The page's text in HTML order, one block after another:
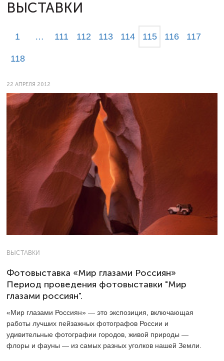
ВЫСТАВКИ
1 … 111 112 113 114 115 116 117
118
22 АПРЕЛЯ 2012
ВЫСТАВКИ
Фотовыставка «Мир глазами Россиян»
Период проведения фотовыставки "Мир
глазами россиян".
«Мир глазами Россиян» — это экспозиция, включающая
работы лучших пейзажных фотографов России и
удивительные фотографии городов, живой природы —
флоры и фауны — из самых разных уголков нашей Земли.